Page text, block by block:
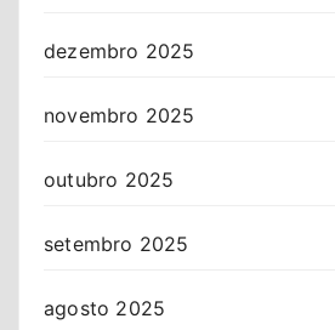
dezembro 2025
novembro 2025
outubro 2025
setembro 2025
agosto 2025